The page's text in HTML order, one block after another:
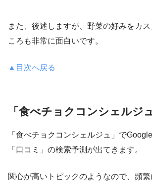
また、後述しますが、野菜の好みをカ
ころも非常に面白いです。
▲目次へ戻る
「食べチョクコンシェルジ
「食べチョクコンシェルジュ」で
「口コミ」の検索予測が出てきます。
関心が高いトピックのようなので、頻繁